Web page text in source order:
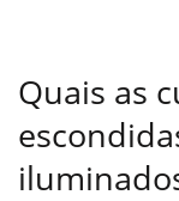
Quais as